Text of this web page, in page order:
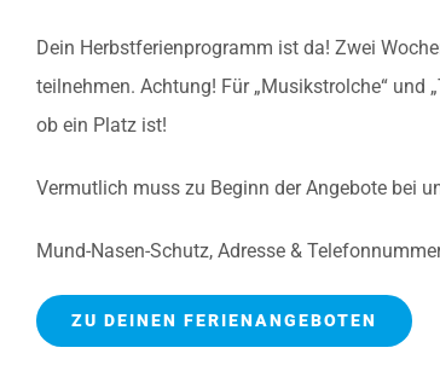
Dein Herbstferienprogramm ist da! Zwei
teilnehmen. Achtung! Für „Musikstrolche“
ob ein Platz ist!
Vermutlich muss zu Beginn der Angebote bei
Mund-Nasen-Schutz, Adresse &
ZU DEINEN FERIENANGEBOTEN